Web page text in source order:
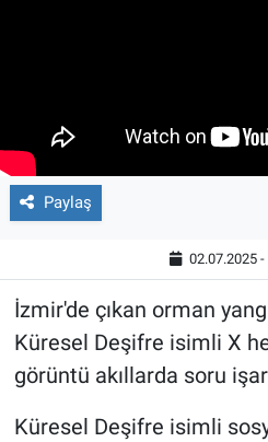
Paylaş
02.07.2025 -
İzmir'de çıkan orman
Küresel Deşifre isimli X
görüntü akıllarda soru
Küresel Deşifre isimli